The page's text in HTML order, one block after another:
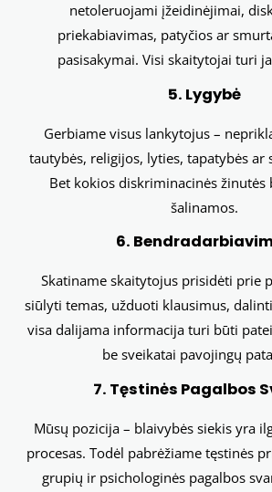
netoleruojami įžeidinėjimai,
priekabiavimas, patyčios ar
pasisakymai. Visi skaitytojai turi
5. Lygybė
Gerbiame visus lankytojus –
tautybės, religijos, lyties, tapatybės ar
Bet kokios diskriminacinės žinutės
šalinamos.
6.
Skatiname skaitytojus prisidėti prie
siūlyti temas, užduoti klausimus,
visa dalijama informacija turi būti
be sveikatai pavojingų
7. Tęstinės Pagalbos
Mūsų pozicija – blaivybės siekis yra
procesas. Todėl pabrėžiame tęstinės
grupių ir psichologinės pagalbos